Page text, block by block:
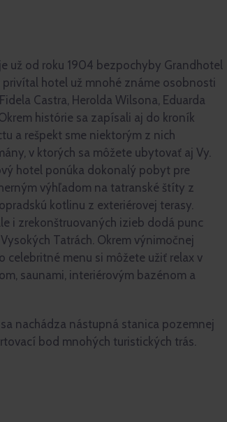
už od roku 1904 bezpochyby Grandhotel
hotel už mnohé známe osobnosti
Castra, Herolda Wilsona, Eduarda
histórie sa zapísali aj do kroník
a rešpekt sme niektorým z nich
v ktorých sa môžete ubytovať aj Vy.
hotel ponúka dokonalý pobyt pre
výhľadom na tatranské štíty z
kotlinu z exteriérovej terasy.
i zrekonštruovaných izieb dodá punc
Tatrách. Okrem výnimočnej
celebritné menu si môžete užiť relax v
saunami, interiérovým bazénom a
nachádza nástupná stanica pozemnej
bod mnohých turistických trás.